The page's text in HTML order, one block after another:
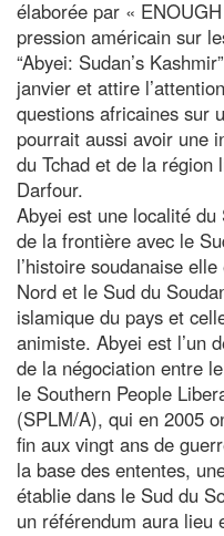
élaborée par «
pression américain sur
“Abyei: Sudan’s
janvier et attire
questions africaines sur
pourrait aussi avoir une
du Tchad et de la région
Darfour.
Abyei est une localité
de la frontière avec le
l’histoire soudanaise
Nord et le Sud du
islamique du pays et
animiste. Abyei est l’un
de la négociation entre
le Southern People
(SPLM/A), qui en 2005
fin aux vingt ans de
la base des ententes,
établie dans le Sud du
un référendum aura lieu